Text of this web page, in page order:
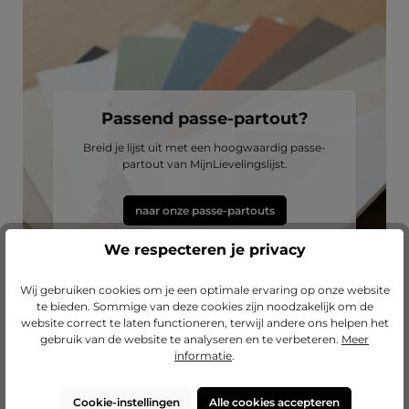
Passend passe-partout?
Breid je lijst uit met een hoogwaardig passe-
partout van MijnLievelingslijst.
naar onze passe-partouts
We respecteren je privacy
Wij gebruiken cookies om je een optimale ervaring op onze website
te bieden. Sommige van deze cookies zijn noodzakelijk om de
website correct te laten functioneren, terwijl andere ons helpen het
gebruik van de website te analyseren en te verbeteren. Meer
informatie.
Cookie-instellingen Alle cookies accepteren